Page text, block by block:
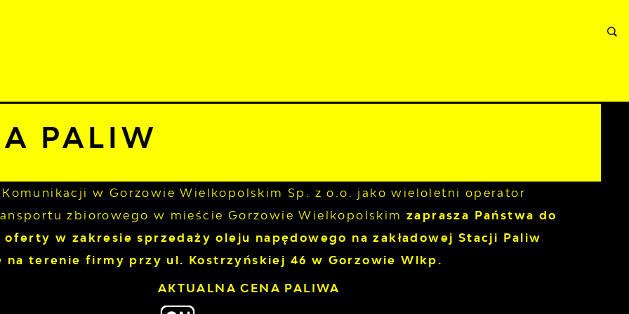
PALIW
Komunikacji w Gorzowie Wielkopolskim Sp. z o.o. jako wieloletni operator
zbiorowego w mieście Gorzowie Wielkopolskimzaprasza Państwa do
w zakresie sprzedaży oleju napędowego na zakładowej Stacji Paliw
na terenie firmy przy ul. Kostrzyńskiej 46 w Gorzowie Wlkp.
AKTUALNA CENA PALIWA